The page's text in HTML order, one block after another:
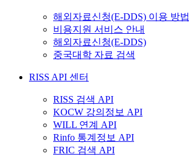
해외자료신청(E-DDS) 이용 방법
비용지원 서비스 안내
해외자료신청(E-DDS)
중국대학 자료 검색
RISS API 센터
RISS 검색 API
KOCW 강의정보 API
WILL 연계 API
Rinfo 통계정보 API
FRIC 검색 API